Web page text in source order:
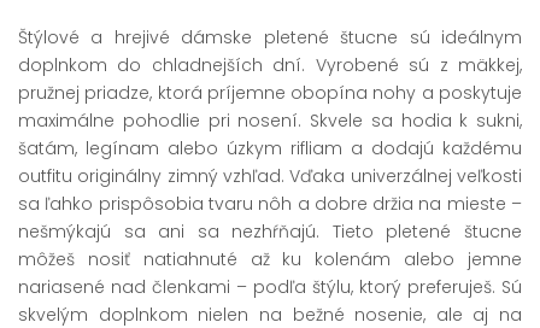
Štýlové a hrejivé dámske pletené štucne sú ideálnym
doplnkom do chladnejších dní. Vyrobené sú z mäkkej,
pružnej priadze, ktorá príjemne obopína nohy a poskytuje
maximálne pohodlie pri nosení. Skvele sa hodia k sukni,
šatám, legínam alebo úzkym rifliam a dodajú každému
outfitu originálny zimný vzhľad. Vďaka univerzálnej veľkosti
sa ľahko prispôsobia tvaru nôh a dobre držia na mieste –
nešmýkajú sa ani sa nezhŕňajú. Tieto pletené štucne
môžeš nosiť natiahnuté až ku kolenám alebo jemne
nariasené nad členkami – podľa štýlu, ktorý preferuješ. Sú
skvelým doplnkom nielen na bežné nosenie, ale aj na